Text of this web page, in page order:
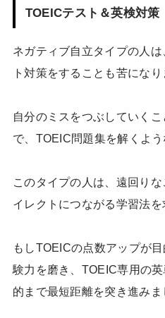
TOEICテスト＆英検対策
ネガティブ自立タイプの人
ト対策をすることも苦になり
自分のミスをつぶしていく
で、TOEIC問題集を解くよ
このタイプの人は、遠回り
イレクトにつながる学習法を
もしTOEICの点数アップが
験力を磨き、TOEIC専用の
的まで最短距離を突き進みま